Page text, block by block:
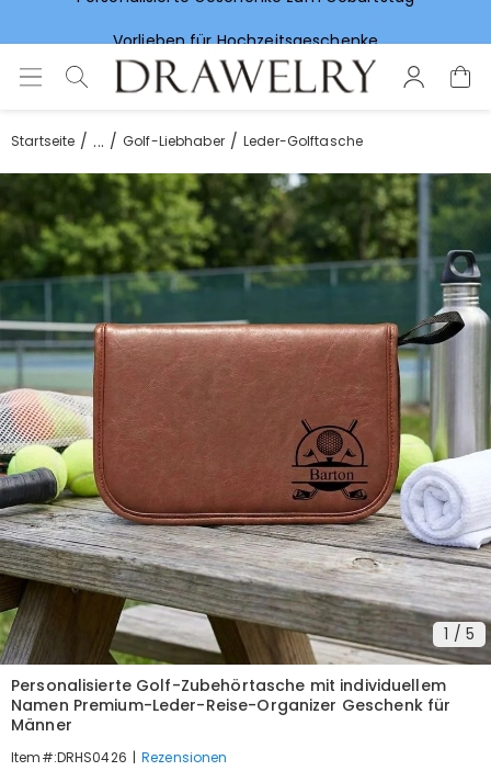
Startseite ... Golf-Liebhaber Leder-Golftasche
1 / 5
Personalisierte Golf-Zubehörtasche mit individuellem
Namen Premium-Leder-Reise-Organizer Geschenk für
Männer
Item#:DRHS0426 | Rezensionen